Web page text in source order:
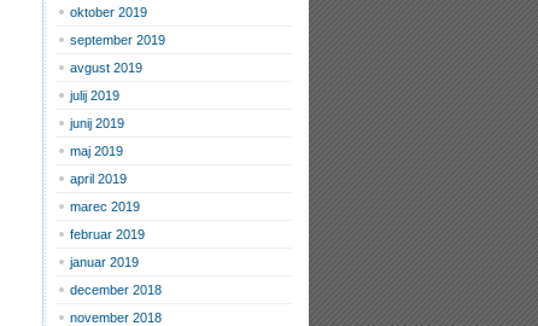
oktober 2019
september 2019
avgust 2019
julij 2019
junij 2019
maj 2019
april 2019
marec 2019
februar 2019
januar 2019
december 2018
november 2018